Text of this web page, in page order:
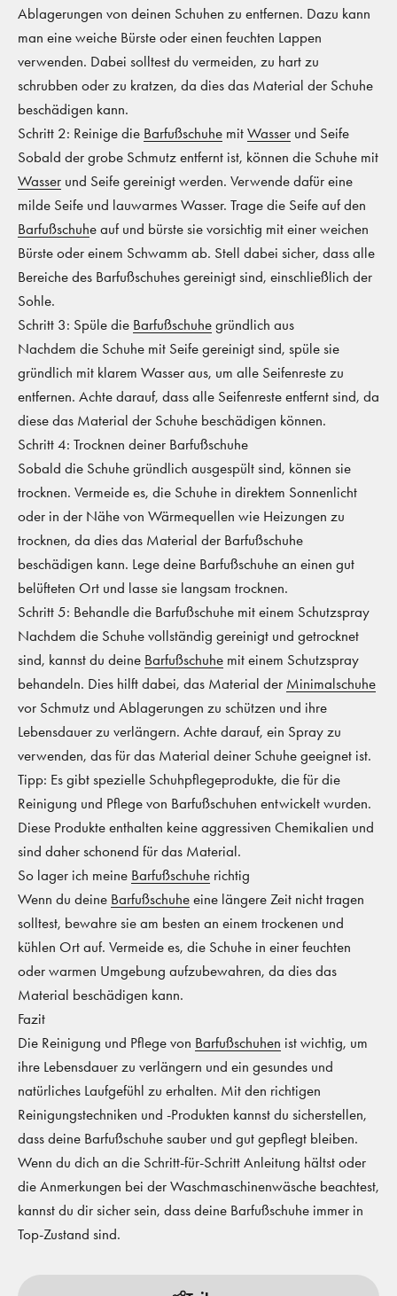
Ablagerungen von deinen Schuhen zu entfernen. Dazu kann
man eine weiche Bürste oder einen feuchten Lappen
verwenden. Dabei solltest du vermeiden, zu hart zu
schrubben oder zu kratzen, da dies das Material der Schuhe
beschädigen kann.
Schritt 2: Reinige die Barfußschuhe mit Wasser und Seife
Sobald der grobe Schmutz entfernt ist, können die Schuhe mit
Wasser und Seife gereinigt werden. Verwende dafür eine
milde Seife und lauwarmes Wasser. Trage die Seife auf den
Barfußschuhe auf und bürste sie vorsichtig mit einer weichen
Bürste oder einem Schwamm ab. Stell dabei sicher, dass alle
Bereiche des Barfußschuhes gereinigt sind, einschließlich der
Sohle.
Schritt 3: Spüle die Barfußschuhe gründlich aus
Nachdem die Schuhe mit Seife gereinigt sind, spüle sie
gründlich mit klarem Wasser aus, um alle Seifenreste zu
entfernen. Achte darauf, dass alle Seifenreste entfernt sind, da
diese das Material der Schuhe beschädigen können.
Schritt 4: Trocknen deiner Barfußschuhe
Sobald die Schuhe gründlich ausgespült sind, können sie
trocknen. Vermeide es, die Schuhe in direktem Sonnenlicht
oder in der Nähe von Wärmequellen wie Heizungen zu
trocknen, da dies das Material der Barfußschuhe
beschädigen kann. Lege deine Barfußschuhe an einen gut
belüfteten Ort und lasse sie langsam trocknen.
Schritt 5: Behandle die Barfußschuhe mit einem Schutzspray
Nachdem die Schuhe vollständig gereinigt und getrocknet
sind, kannst du deine Barfußschuhe mit einem Schutzspray
behandeln. Dies hilft dabei, das Material der Minimalschuhe
vor Schmutz und Ablagerungen zu schützen und ihre
Lebensdauer zu verlängern. Achte darauf, ein Spray zu
verwenden, das für das Material deiner Schuhe geeignet ist.
Tipp: Es gibt spezielle Schuhpflegeprodukte, die für die
Reinigung und Pflege von Barfußschuhen entwickelt wurden.
Diese Produkte enthalten keine aggressiven Chemikalien und
sind daher schonend für das Material.
So lager ich meine Barfußschuhe richtig
Wenn du deine Barfußschuhe eine längere Zeit nicht tragen
solltest, bewahre sie am besten an einem trockenen und
kühlen Ort auf. Vermeide es, die Schuhe in einer feuchten
oder warmen Umgebung aufzubewahren, da dies das
Material beschädigen kann.
Fazit
Die Reinigung und Pflege von Barfußschuhen ist wichtig, um
ihre Lebensdauer zu verlängern und ein gesundes und
natürliches Laufgefühl zu erhalten. Mit den richtigen
Reinigungstechniken und -Produkten kannst du sicherstellen,
dass deine Barfußschuhe sauber und gut gepflegt bleiben.
Wenn du dich an die Schritt-für-Schritt Anleitung hältst oder
die Anmerkungen bei der Waschmaschinenwäsche beachtest,
kannst du dir sicher sein, dass deine Barfußschuhe immer in
Top-Zustand sind.